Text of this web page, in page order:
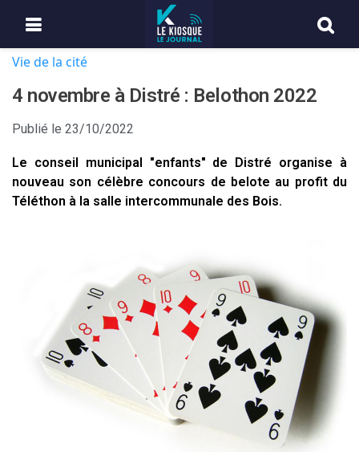
Vie de la cité
4 novembre à Distré : Belothon 2022
Publié le 23/10/2022
Le conseil municipal "enfants" de Distré organise à
nouveau son célèbre concours de belote au profit du
Téléthon à la salle intercommunale des Bois.